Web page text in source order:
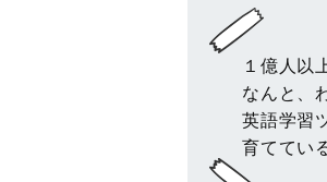
１億人以
なんと、
英語学習
育ててい